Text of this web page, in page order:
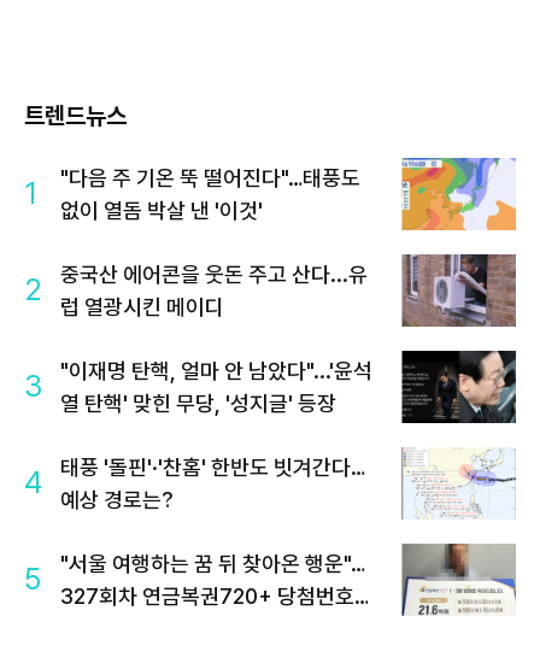
트렌드뉴스
1
"다음 주 기온 뚝 떨어진다"…태풍도
없이 열돔 박살 낸 '이것'
2
중국산 에어콘을 웃돈 주고 산다...유
럽 열광시킨 메이디
3
"이재명 탄핵, 얼마 안 남았다"...'윤석
열 탄핵' 맞힌 무당, '성지글' 등장
4
태풍 '돌핀'·'찬홈' 한반도 빗겨간다…
예상 경로는?
5
"서울 여행하는 꿈 뒤 찾아온 행운"…
327회차 연금복권720+ 당첨번호조